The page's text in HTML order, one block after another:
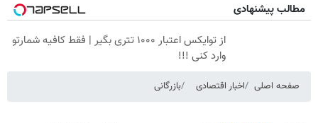
مطالب پیشنهادی
از توایکس اعتبار ۱۰۰۰ تتری بگیر | فقط کافیه شمارتو
وارد کنی !!!
صفحه اصلی اخبار اقتصادی بازرگانی